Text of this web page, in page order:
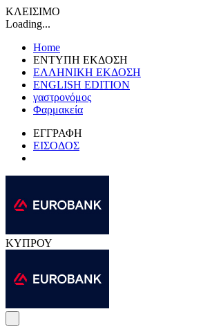
ΚΛΕΙΣΙΜΟ
Loading...
Home
ΕΝΤΥΠΗ ΕΚΔΟΣΗ
ΕΛΛΗΝΙΚΗ ΕΚΔΟΣΗ
ENGLISH EDITION
γαστρονόμος
Φαρμακεία
ΕΓΓΡΑΦΗ
ΕΙΣΟΔΟΣ
ΚΥΠΡΟΥ